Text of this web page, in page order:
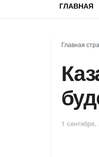
ГЛАВНАЯ
Главная
1 сентября,